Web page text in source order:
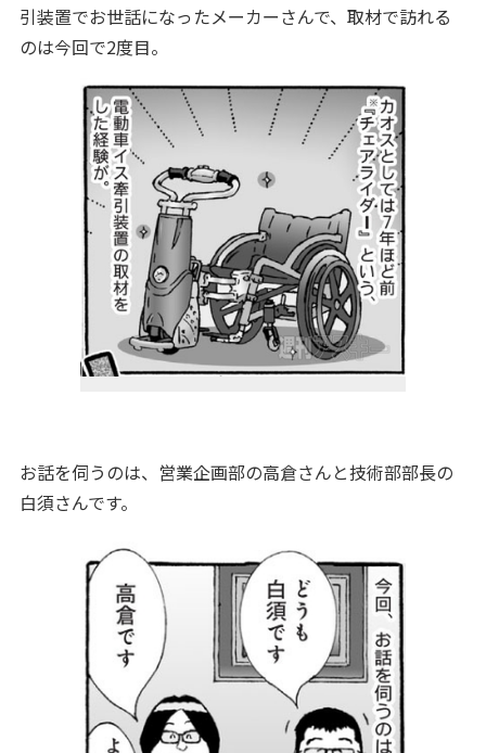
引装置でお世話になったメーカーさんで、取材で訪れる
のは今回で2度目。
お話を伺うのは、営業企画部の高倉さんと技術部部長の
白須さんです。